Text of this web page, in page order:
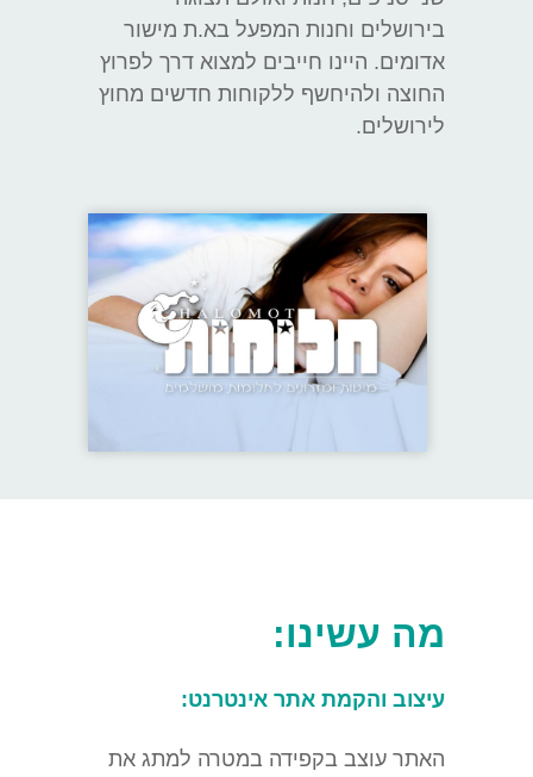
בירושלים וחנות המפעל בא.ת מישור
אדומים. היינו חייבים למצוא דרך לפרוץ
החוצה ולהיחשף ללקוחות חדשים מחוץ
לירושלים.
מה עשינו:
עיצוב והקמת אתר אינטרנט:
האתר עוצב בקפידה במטרה למתג את